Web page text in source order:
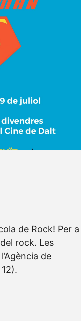
de Rock! Per a
rock. Les
de